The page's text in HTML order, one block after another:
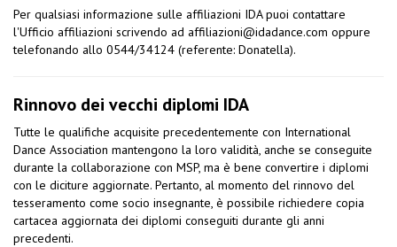
Per qualsiasi informazione sulle affiliazioni IDA puoi contattare
l'Ufficio affiliazioni scrivendo ad affiliazioni@idadance.com oppure
telefonando allo 0544/34124 (referente: Donatella).
Rinnovo dei vecchi diplomi IDA
Tutte le qualifiche acquisite precedentemente con International
Dance Association mantengono la loro validità, anche se conseguite
durante la collaborazione con MSP, ma è bene convertire i diplomi
con le diciture aggiornate. Pertanto, al momento del rinnovo del
tesseramento come socio insegnante, è possibile richiedere copia
cartacea aggiornata dei diplomi conseguiti durante gli anni
precedenti.